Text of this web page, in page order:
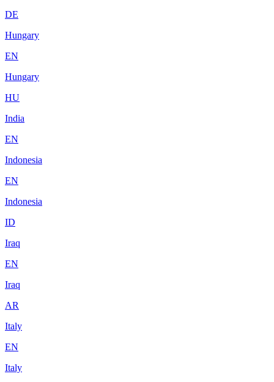
DE
Hungary
EN
Hungary
HU
India
EN
Indonesia
EN
Indonesia
ID
Iraq
EN
Iraq
AR
Italy
EN
Italy